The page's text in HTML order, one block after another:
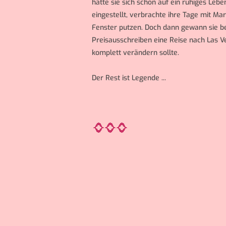
hatte sie sich schon auf ein ruhiges
eingestellt, verbrachte ihre Tage mit
Fenster putzen. Doch dann gewann sie
Preisausschreiben eine Reise nach Las
komplett verändern sollte.
Der Rest ist Legende ...